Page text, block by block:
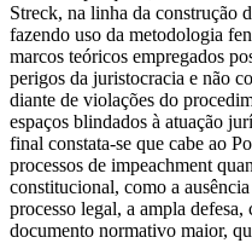
Streck, na linha da construção
fazendo uso da metodologia
marcos teóricos empregados
perigos da juristocracia e não
diante de violações do
espaços blindados à atuação
final constata-se que cabe ao
processos de impeachment
constitucional, como a
processo legal, a ampla
documento normativo maior,